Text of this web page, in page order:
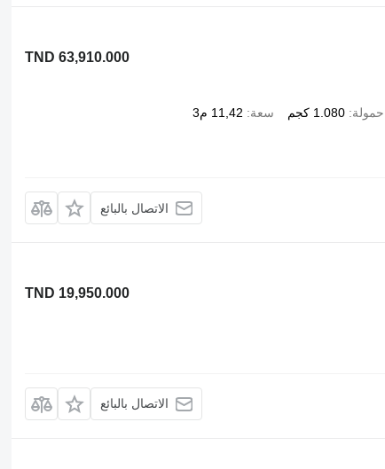
TND 63,910.000
حمولة 1.080 كجم سعة
11,42 م3
الاتصال بالبائع
TND 19,950.000
الاتصال بالبائع